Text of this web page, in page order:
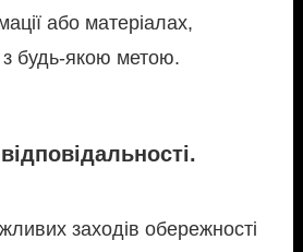
або матеріалах,
будь-якою метою.
заходів обережності